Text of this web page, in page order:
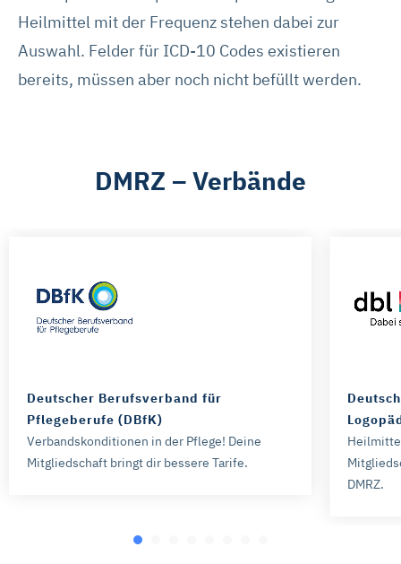
Heilmittel mit der Frequenz stehen dabei zur
Auswahl. Felder für ICD-10 Codes existieren
bereits, müssen aber noch nicht befüllt werden.
DMRZ – Verbände
Deutscher Berufsverband für
Pflegeberufe (DBfK)
Verbandskonditionen in der Pflege! Deine
Mitgliedschaft bringt dir bessere Tarife.
DMRZ.